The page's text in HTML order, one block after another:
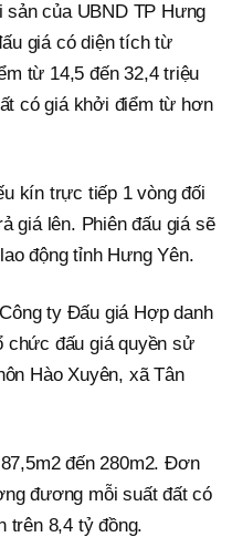
của UBND TP Hưng
giá có diện tích từ
từ 14,5 đến 32,4 triệu
có giá khởi điểm từ hơn
kín trực tiếp 1 vòng đối
giá lên. Phiên đấu giá sẽ
động tỉnh Hưng Yên.
ty Đấu giá Hợp danh
chức đấu giá quyền sử
Hào Xuyên, xã Tân
đến 280m2. Đơn
đương mỗi suất đất có
trên 8,4 tỷ đồng.